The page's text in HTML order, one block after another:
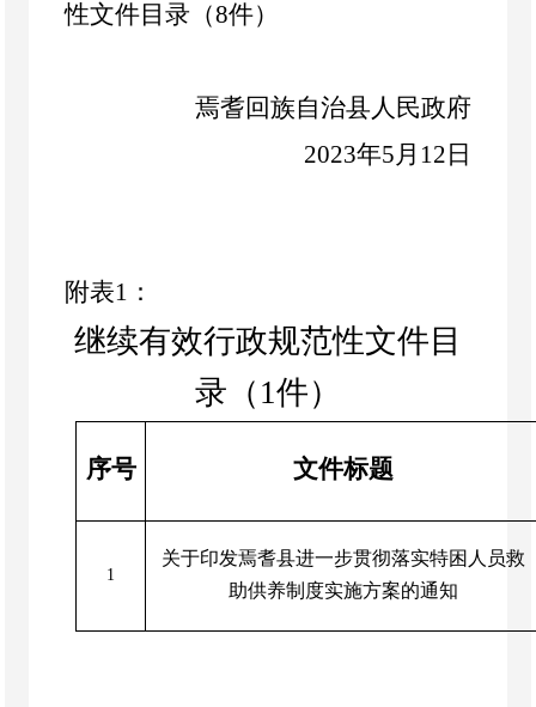
性文件目录（8件）
焉耆 回族自治县人民政府
2023年5 月 12 日
附表1 ：
继续有效行政规范性文件目
录（ 1件）
序号 文件标题
1
关于印发焉耆县进一步贯彻落实特困人员救
助供养制度实施方案的通知